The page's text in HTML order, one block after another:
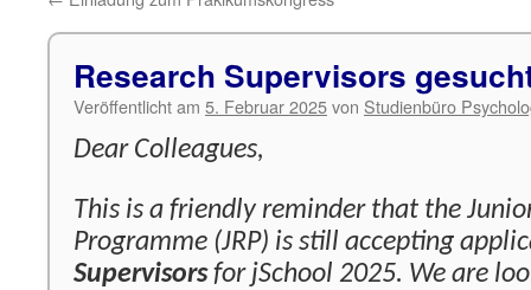
Research Supervisors
Veröffentlicht am 5. Februar 2025von Studienbüro
Dear Colleagues,
This is a friendly reminder that the
Programme (JRP) is still accepting
Supervisorsfor jSchool 2025. We are